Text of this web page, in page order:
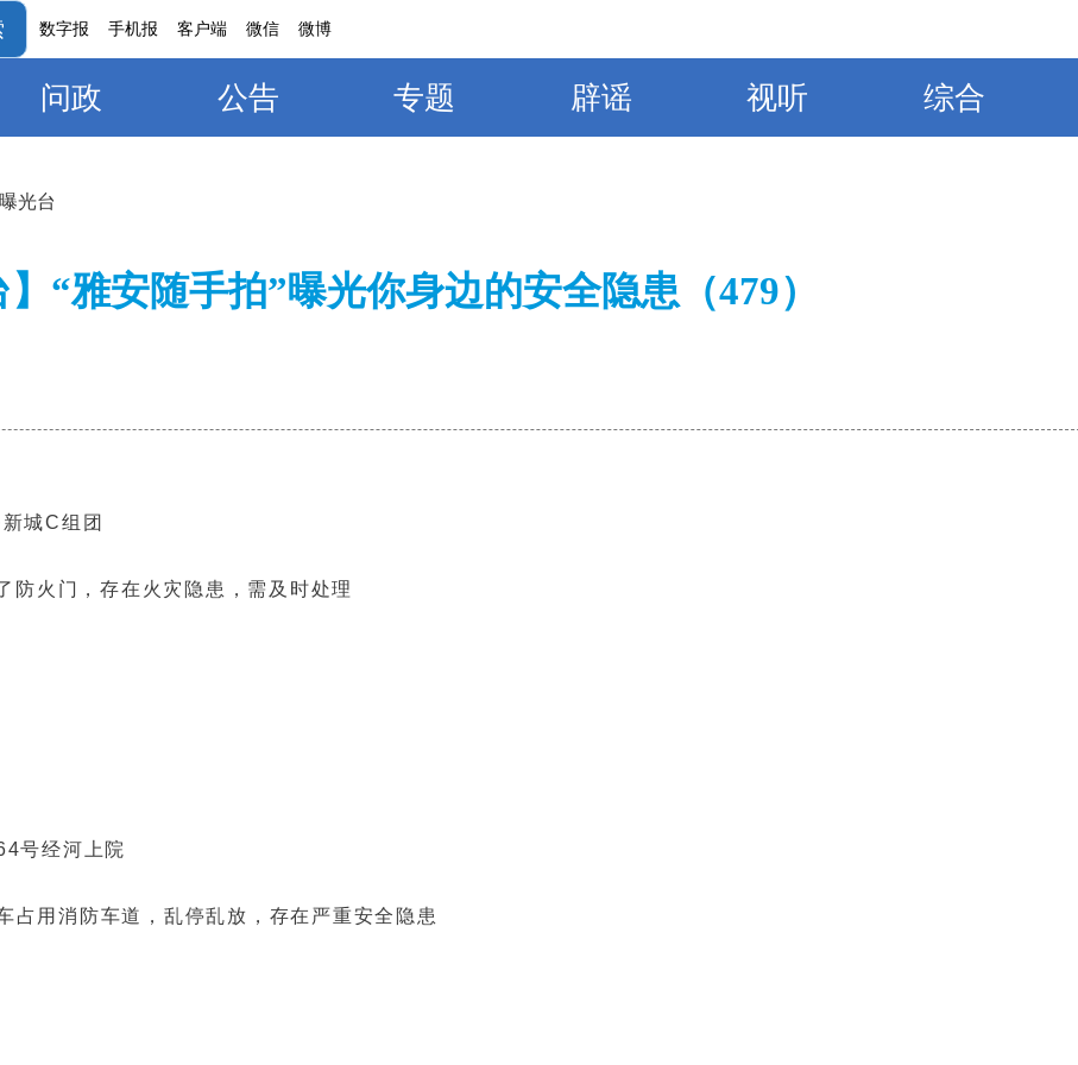
数字报 手机报 客户端 微信 微博
问政 公告 专题 辟谣 视听 综合
曝光台
】“雅安随手拍”曝光你身边的安全隐患（479）
城C组团
火门，存在火灾隐患，需及时处理
号经河上院
占用消防车道，乱停乱放，存在严重安全隐患